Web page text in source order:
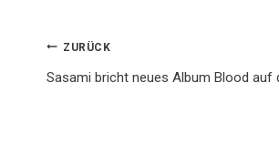
ZURÜCK
Sasami bricht neues Album Blood auf